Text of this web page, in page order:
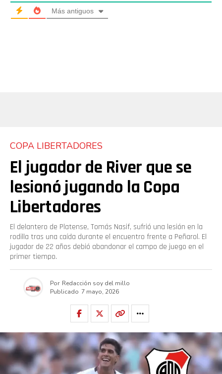
Más antiguos
COPA LIBERTADORES
El jugador de River que se
lesionó jugando la Copa
Libertadores
El delantero de Platense, Tomás Nasif, sufrió una lesión en la
rodilla tras una caída durante el encuentro frente a Peñarol. El
jugador de 22 años debió abandonar el campo de juego en el
primer tiempo.
Por Redacción soy del millo
Publicado 7 mayo, 2026